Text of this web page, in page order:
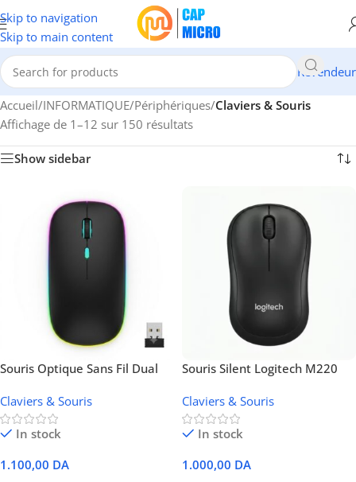
Skip to navigation
Skip to main content
Revendeur
Accueil/INFORMATIQUE/Périphériques/Claviers & Souris
Affichage de 1–12 sur 150 résultats
Show sidebar
Souris Optique Sans Fil Dual
Double : Bluetooth + Sans Fil
2.4GHz)
Claviers & Souris
In stock
1.100,00 DA
Souris Silent Logitech M220
Claviers & Souris
In stock
1.000,00 DA